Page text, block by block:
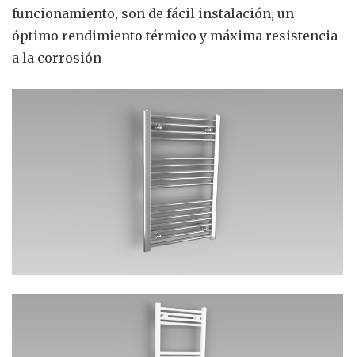
funcionamiento, son de fácil instalación, un
óptimo rendimiento térmico y máxima resistencia
a la corrosión